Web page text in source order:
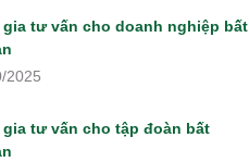
gia tư vấn cho doanh nghiệp bất
2025
gia tư vấn cho tập đoàn bất